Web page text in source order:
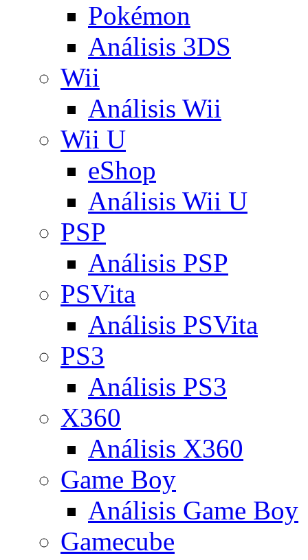
Pokémon
Análisis 3DS
Wii
Análisis Wii
Wii U
eShop
Análisis Wii U
PSP
Análisis PSP
PSVita
Análisis PSVita
PS3
Análisis PS3
X360
Análisis X360
Game Boy
Análisis Game Boy
Gamecube